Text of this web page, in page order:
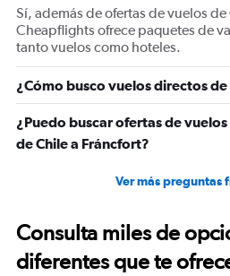
Sí, además de ofertas de vuelos
Cheapflights ofrece paquetes de
tanto vuelos como hoteles.
¿Cómo busco vuelos directos
¿Puedo buscar ofertas de
de Chile a Fráncfort?
Ver más preguntas
Consulta miles de
diferentes que te